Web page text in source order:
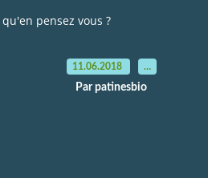
pensez vous ?
11.06.2018 …
Par patinesbio